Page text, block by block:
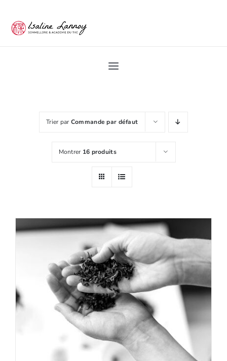
Toggle
Académie du Thé
Shop
Tea Blog
Trier parCommande par défaut
Montrer 16 produits